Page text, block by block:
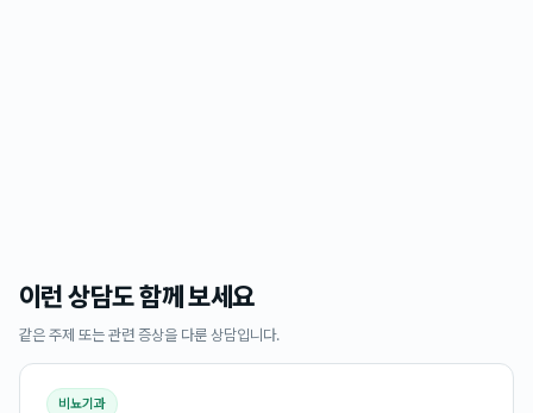
이런 상담도 함께 보세요
같은 주제 또는 관련 증상을 다룬 상담입니다.
비뇨기과